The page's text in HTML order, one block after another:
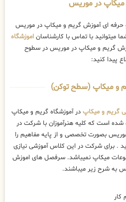
در موریس
ای آموزش گریم و میکاپ در موریس
میتوانید با تماس با کارشناسان اموزشگاه
گریم و میکاپ در موریس در سطوح
پیدا کنید:
گریم و میکاپ (سطح توکن)
گریم و میکاپ در آموزشگاه گریم و میکاپ
است که کلیه هنرآموزان با شرکت در
بصورت تخصصی و از پایه مفاهیم را
. برای شرکت در این کلاس آموزشی نیازی
میکاپ نمیباشد. سرفصل های اموزش
به شرح زیر میباشند.
کار